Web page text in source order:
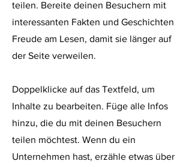
teilen. Bereite deinen Besuchern mit
interessanten Fakten und Geschichten
Freude am Lesen, damit sie länger auf
der Seite verweilen.
Doppelklicke auf das Textfeld, um
Inhalte zu bearbeiten. Füge alle Infos
hinzu, die du mit deinen Besuchern
teilen möchtest. Wenn du ein
Unternehmen hast, erzähle etwas über